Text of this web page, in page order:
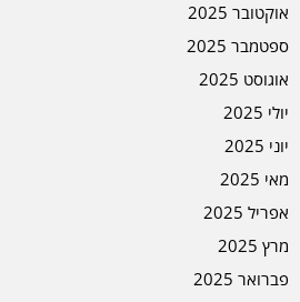
אוקטובר 2025
ספטמבר 2025
אוגוסט 2025
יולי 2025
יוני 2025
מאי 2025
אפריל 2025
מרץ 2025
פברואר 2025